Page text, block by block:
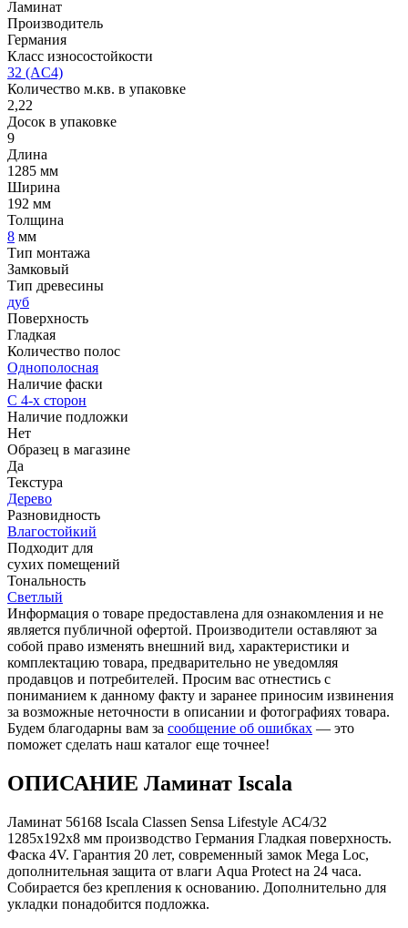
Ламинат
Производитель
Германия
Класс износостойкости
32 (AC4)
Количество м.кв. в упаковке
2,22
Досок в упаковке
9
Длина
1285 мм
Ширина
192 мм
Толщина
8 мм
Тип монтажа
Замковый
Тип древесины
дуб
Поверхность
Гладкая
Количество полос
Однополосная
Наличие фаски
С 4-х сторон
Наличие подложки
Нет
Образец в магазине
Да
Текстура
Дерево
Разновидность
Влагостойкий
Подходит для
cухих помещений
Тональность
Светлый
Информация о товаре предоставлена для ознакомления и не
является публичной офертой. Производители оставляют за
собой право изменять внешний вид, характеристики и
комплектацию товара, предварительно не уведомляя
продавцов и потребителей. Просим вас отнестись с
пониманием к данному факту и заранее приносим извинения
за возможные неточности в описании и фотографиях товара.
Будем благодарны вам за сообщение об ошибках — это
поможет сделать наш каталог еще точнее!
ОПИСАНИЕ Ламинат Iscala
Ламинат 56168 Iscala Classen Sensa Lifestyle АС4/32
1285x192x8 мм производство Германия Гладкая поверхность.
Фаска 4V. Гарантия 20 лет, современный замок Mega Loc,
дополнительная защита от влаги Aqua Protect на 24 часа.
Собирается без крепления к основанию. Дополнительно для
укладки понадобится подложка.